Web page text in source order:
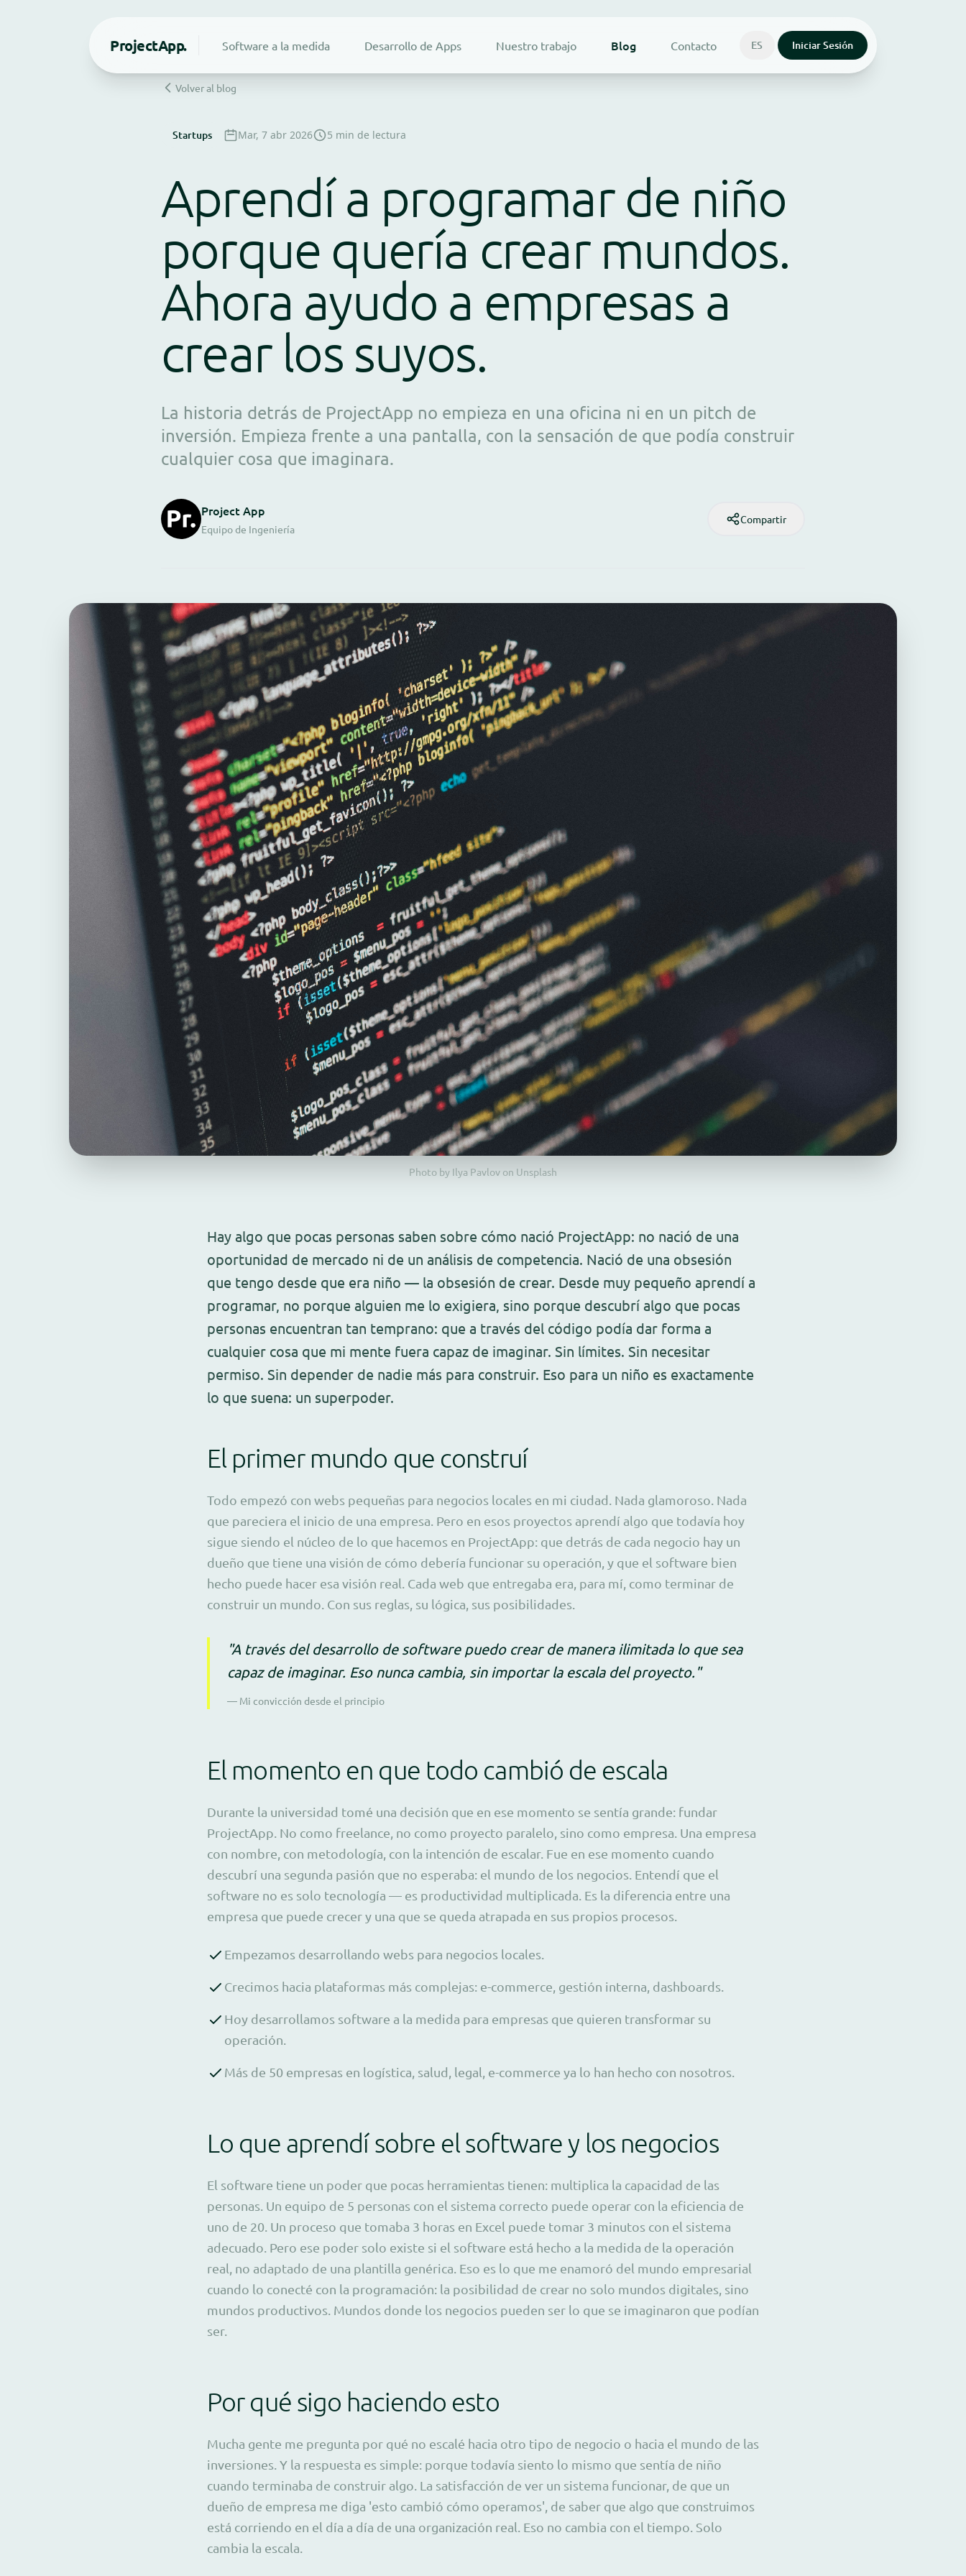
ProjectApp. Software a la medida Desarrollo de Apps Nuestro trabajo Blog Contacto ES Iniciar Sesión
Volver al blog
Startups Mar, 7 abr 2026 5 min de lectura
Aprendí a programar de niño
porque quería crear mundos.
Ahora ayudo a empresas a
crear los suyos.
La historia detrás de ProjectApp no empieza en una oficina ni en un pitch de
inversión. Empieza frente a una pantalla, con la sensación de que podía construir
cualquier cosa que imaginara.
Project App
Equipo de Ingeniería
Compartir
Photo by Ilya Pavlov on Unsplash
Hay algo que pocas personas saben sobre cómo nació ProjectApp: no nació de una
oportunidad de mercado ni de un análisis de competencia. Nació de una obsesión
que tengo desde que era niño — la obsesión de crear. Desde muy pequeño aprendí a
programar, no porque alguien me lo exigiera, sino porque descubrí algo que pocas
personas encuentran tan temprano: que a través del código podía dar forma a
cualquier cosa que mi mente fuera capaz de imaginar. Sin límites. Sin necesitar
permiso. Sin depender de nadie más para construir. Eso para un niño es exactamente
lo que suena: un superpoder.
El primer mundo que construí
Todo empezó con webs pequeñas para negocios locales en mi ciudad. Nada glamoroso. Nada
que pareciera el inicio de una empresa. Pero en esos proyectos aprendí algo que todavía hoy
sigue siendo el núcleo de lo que hacemos en ProjectApp: que detrás de cada negocio hay un
dueño que tiene una visión de cómo debería funcionar su operación, y que el software bien
hecho puede hacer esa visión real. Cada web que entregaba era, para mí, como terminar de
construir un mundo. Con sus reglas, su lógica, sus posibilidades.
"A través del desarrollo de software puedo crear de manera ilimitada lo que sea
capaz de imaginar. Eso nunca cambia, sin importar la escala del proyecto."
— Mi convicción desde el principio
El momento en que todo cambió de escala
Durante la universidad tomé una decisión que en ese momento se sentía grande: fundar
ProjectApp. No como freelance, no como proyecto paralelo, sino como empresa. Una empresa
con nombre, con metodología, con la intención de escalar. Fue en ese momento cuando
descubrí una segunda pasión que no esperaba: el mundo de los negocios. Entendí que el
software no es solo tecnología — es productividad multiplicada. Es la diferencia entre una
empresa que puede crecer y una que se queda atrapada en sus propios procesos.
Empezamos desarrollando webs para negocios locales.
Crecimos hacia plataformas más complejas: e-commerce, gestión interna, dashboards.
Hoy desarrollamos software a la medida para empresas que quieren transformar su
operación.
Más de 50 empresas en logística, salud, legal, e-commerce ya lo han hecho con nosotros.
Lo que aprendí sobre el software y los negocios
El software tiene un poder que pocas herramientas tienen: multiplica la capacidad de las
personas. Un equipo de 5 personas con el sistema correcto puede operar con la eficiencia de
uno de 20. Un proceso que tomaba 3 horas en Excel puede tomar 3 minutos con el sistema
adecuado. Pero ese poder solo existe si el software está hecho a la medida de la operación
real, no adaptado de una plantilla genérica. Eso es lo que me enamoró del mundo empresarial
cuando lo conecté con la programación: la posibilidad de crear no solo mundos digitales, sino
mundos productivos. Mundos donde los negocios pueden ser lo que se imaginaron que podían
ser.
Por qué sigo haciendo esto
Mucha gente me pregunta por qué no escalé hacia otro tipo de negocio o hacia el mundo de las
inversiones. Y la respuesta es simple: porque todavía siento lo mismo que sentía de niño
cuando terminaba de construir algo. La satisfacción de ver un sistema funcionar, de que un
dueño de empresa me diga 'esto cambió cómo operamos', de saber que algo que construimos
está corriendo en el día a día de una organización real. Eso no cambia con el tiempo. Solo
cambia la escala.